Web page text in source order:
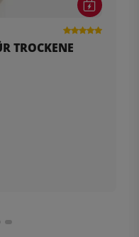
TROCKENE